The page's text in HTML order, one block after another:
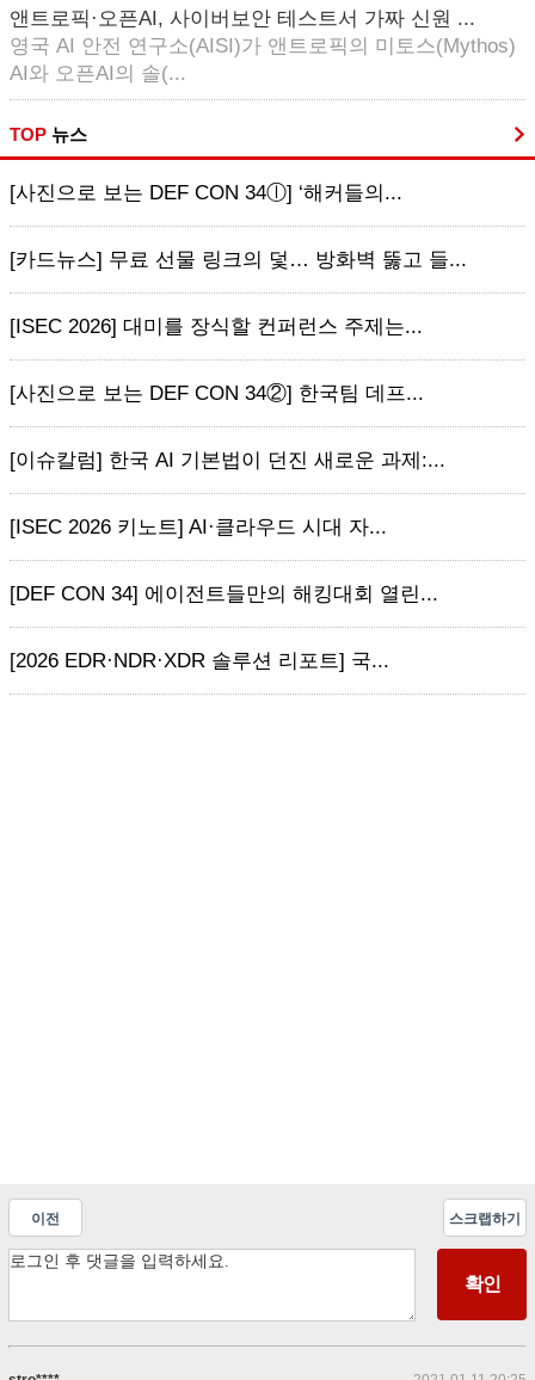
앤트로픽·오픈AI, 사이버보안 테스트서 가짜 신원 ...
영국 AI 안전 연구소(AISI)가 앤트로픽의 미토스(Mythos)
AI와 오픈AI의 솔(...
TOP 뉴스
[사진으로 보는 DEF CON 34ⓛ] ‘해커들의...
[카드뉴스] 무료 선물 링크의 덫… 방화벽 뚫고 들...
[ISEC 2026] 대미를 장식할 컨퍼런스 주제는...
[사진으로 보는 DEF CON 34②] 한국팀 데프...
[이슈칼럼] 한국 AI 기본법이 던진 새로운 과제:...
[ISEC 2026 키노트] AI·클라우드 시대 자...
[DEF CON 34] 에이전트들만의 해킹대회 열린...
[2026 EDR·NDR·XDR 솔루션 리포트] 국...
이전 스크랩하기